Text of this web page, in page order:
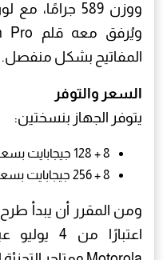
المفاتيح بشكل منفصل.
السعر والتوفر
يتوفر الجهاز بنسختين:
8 + 128 جيجابايت بسعر 36999 روبية هندية
8 + 256 جيجابايت بسعر 39999 روبية هندية
اعتبارًا من